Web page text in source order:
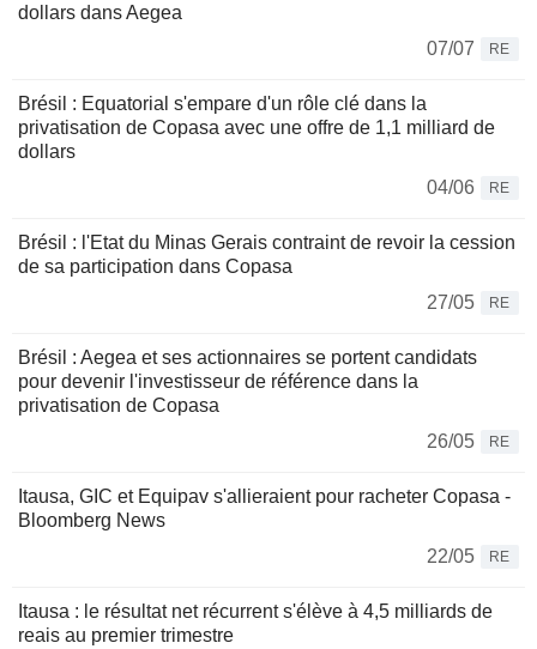
dollars dans Aegea
07/07
RE
Brésil : Equatorial s'empare d'un rôle clé dans la
privatisation de Copasa avec une offre de 1,1 milliard de
dollars
04/06
RE
Brésil : l'Etat du Minas Gerais contraint de revoir la cession
de sa participation dans Copasa
27/05
RE
Brésil : Aegea et ses actionnaires se portent candidats
pour devenir l'investisseur de référence dans la
privatisation de Copasa
26/05
RE
Itausa, GIC et Equipav s'allieraient pour racheter Copasa -
Bloomberg News
22/05
RE
Itausa : le résultat net récurrent s'élève à 4,5 milliards de
reais au premier trimestre